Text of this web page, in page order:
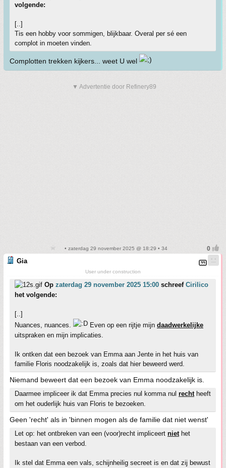
volgende:
[..]
Tis een hobby voor sommigen, blijkbaar. Overal per sé een
complot in moeten vinden.
Complotten trekken kijkers... weet U wel
▼ Advertentie door Refinery89
• zaterdag 29 november 2025 @ 18:29 • 34
Gia
User under construction
Op zaterdag 29 november 2025 15:00 schreef Cirilico
het volgende:
[..]
Nuances, nuances.
Even op een rijtje mijn daadwerkelijke
uitspraken en mijn implicaties.
Ik ontken dat een bezoek van Emma aan Jente in het huis van
familie Floris noodzakelijk is, zoals dat hier beweerd werd.
Niemand beweert dat een bezoek van Emma noodzakelijk is.
Daarmee impliceer ik dat Emma precies nul komma nul recht heeft
om het ouderlijk huis van Floris te bezoeken.
Geen 'recht' als in 'binnen mogen als de familie dat niet wenst'
Let op: het ontbreken van een (voor)recht impliceert niet het
bestaan van een verbod.
Ik stel dat Emma een vals, schijnheilig secreet is en dat zij bewust